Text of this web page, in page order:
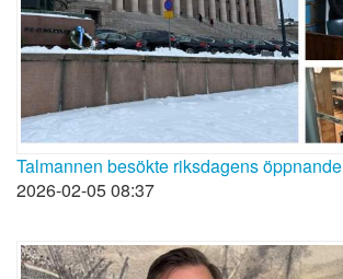
Talmannen besökte riksdagens öppnande
2026-02-05 08:37